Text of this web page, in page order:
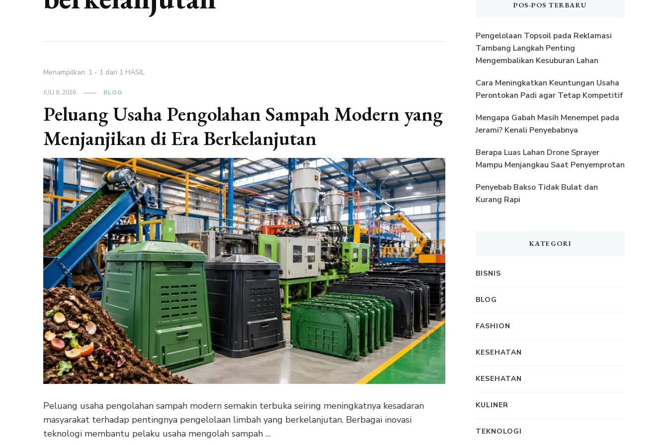
Menampilkan: 1 - 1 dari 1 HASIL
JULI 8, 2026 BLOG
Peluang Usaha Pengolahan Sampah Modern yang
Menjanjikan di Era Berkelanjutan
Peluang usaha pengolahan sampah modern semakin terbuka seiring meningkatnya kesadaran
masyarakat terhadap pentingnya pengelolaan limbah yang berkelanjutan. Berbagai inovasi
teknologi membantu pelaku usaha mengolah sampah …
POS-POS TERBARU
Pengelolaan Topsoil pada Reklamasi
Tambang Langkah Penting
Mengembalikan Kesuburan Lahan
Cara Meningkatkan Keuntungan Usaha
Perontokan Padi agar Tetap Kompetitif
Mengapa Gabah Masih Menempel pada
Jerami? Kenali Penyebabnya
Berapa Luas Lahan Drone Sprayer
Mampu Menjangkau Saat Penyemprotan
Penyebab Bakso Tidak Bulat dan
Kurang Rapi
KATEGORI
BISNIS
BLOG
FASHION
KESEHATAN
KESEHATAN
KULINER
TEKNOLOGI